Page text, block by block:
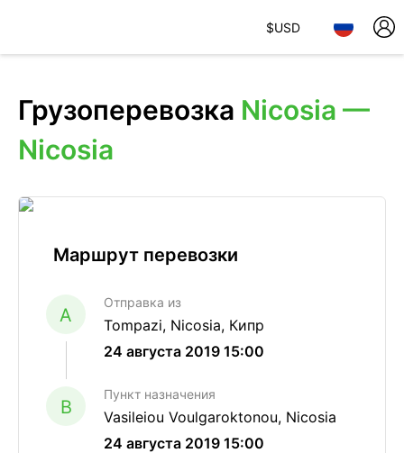
$USD
Грузоперевозка Nicosia —
Nicosia
Маршрут перевозки
A
Отправка из
Tompazi, Nicosia, Кипр
24 августа 2019 15:00
B
Пункт назначения
Vasileiou Voulgaroktonou, Nicosia
24 августа 2019 15:00